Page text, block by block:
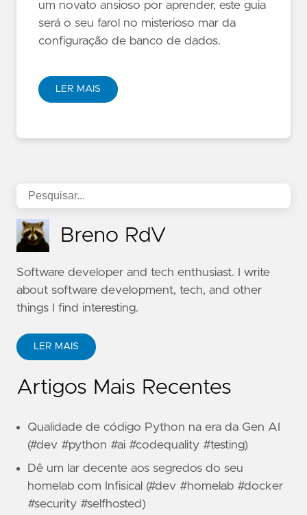
um novato ansioso por aprender, este guia
será o seu farol no misterioso mar da
configuração de banco de dados.
LER MAIS
Breno RdV
Software developer and tech enthusiast. I write
about software development, tech, and other
things I find interesting.
LER MAIS
Artigos Mais Recentes
Qualidade de código Python na era da Gen AI
(#dev #python #ai #codequality #testing)
Dê um lar decente aos segredos do seu
homelab com Infisical (#dev #homelab #docker
#security #selfhosted)